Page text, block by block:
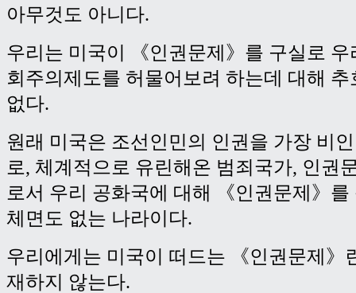
아무것도 아니다.
우리는 미국이 《인권문제》를 구실로
회주의제도를 허물어보려 하는데 대해
없다.
원래 미국은 조선인민의 인권을 가장 비
로, 체계적으로 유린해온 범죄국가, 인권
로서 우리 공화국에 대해 《인권문제》
체면도 없는 나라이다.
우리에게는 미국이 떠드는 《인권문제》
재하지 않는다.